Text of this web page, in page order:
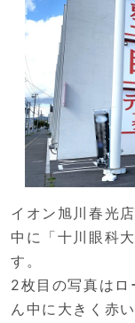
イオン旭川春光
中に「十川眼科
す。
2枚目の写真は
ん中に大きく赤